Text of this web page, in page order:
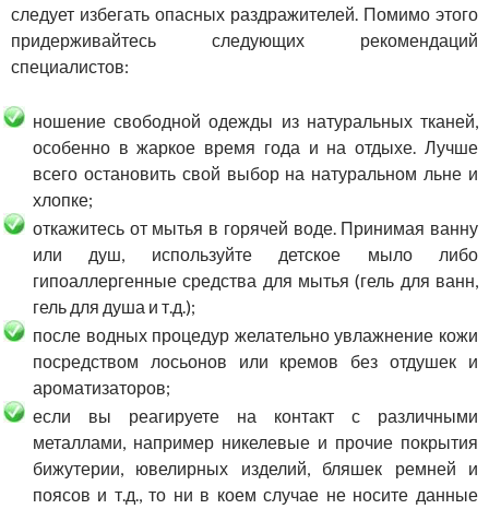
следует избегать опасных раздражителей. Помимо этого
придерживайтесь следующих рекомендаций
специалистов:
ношение свободной одежды из натуральных тканей,
особенно в жаркое время года и на отдыхе. Лучше
всего остановить свой выбор на натуральном льне и
хлопке;
откажитесь от мытья в горячей воде. Принимая ванну
или душ, используйте детское мыло либо
гипоаллергенные средства для мытья (гель для ванн,
гель для душа и т.д.);
после водных процедур желательно увлажнение кожи
посредством лосьонов или кремов без отдушек и
ароматизаторов;
если вы реагируете на контакт с различными
металлами, например никелевые и прочие покрытия
бижутерии, ювелирных изделий, бляшек ремней и
поясов и т.д., то ни в коем случае не носите данные